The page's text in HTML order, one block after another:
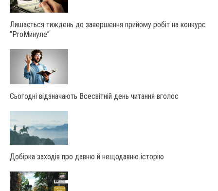
Лишається тиждень до завершення прийому робіт на конкурс
“ProМинуле”
Сьогодні відзначають Всесвітній день читання вголос
Добірка заходів про давню й нещодавню історію